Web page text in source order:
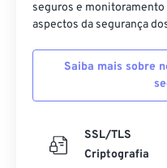
seguros e
aspectos da segurança
Saiba mais sobre
SSL/TLS
Criptografia